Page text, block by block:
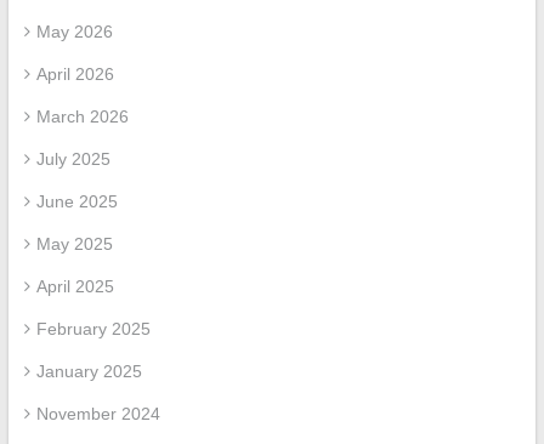
May 2026
April 2026
March 2026
July 2025
June 2025
May 2025
April 2025
February 2025
January 2025
November 2024